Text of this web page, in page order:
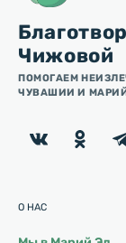
Чижовой
ПОМОГАЕМ
ЧУВАШИИ И
О НАС